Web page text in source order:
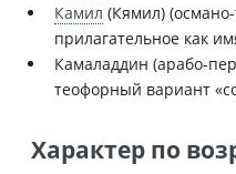
Камил (Кямил)
прилагательное как
Камаладдин (арабо-
теофорный вариант
Характер по